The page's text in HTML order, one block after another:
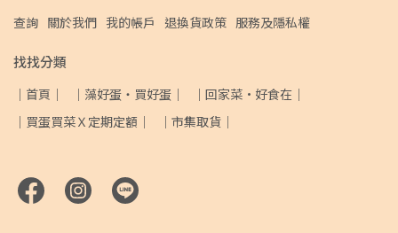
查詢 關於我們 我的帳戶 退換貨政策 服務及隱私權
找找分類
｜首頁｜ ｜藻好蛋・買好蛋｜
｜回家菜·好食在｜
｜買蛋買菜Ｘ定期定額｜
｜市集取貨｜